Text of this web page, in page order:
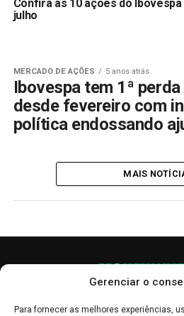
Gerenciar o
Para fornecer as melhores experiências,
Confira as 10 ações do
julho
MERCADO DE AÇÕES 5 anos atrás
Ibovespa tem 1ª perda
desde fevereiro com
política endossando
MAIS